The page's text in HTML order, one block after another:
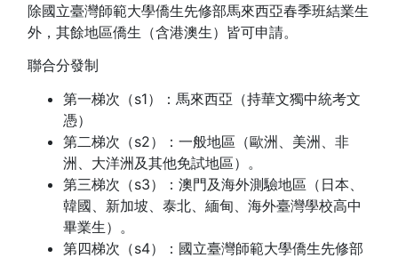
除國立臺灣師範大學僑生先修部馬來西亞春季班結業生
外，其餘地區僑生（含港澳生）皆可申請。
聯合分發制
第一梯次（s1）：馬來西亞（持華文獨中統考文
憑）
第二梯次（s2）：一般地區（歐洲、美洲、非
洲、大洋洲及其他免試地區）。
第三梯次（s3）：澳門及海外測驗地區（日本、
韓國、新加坡、泰北、緬甸、海外臺灣學校高中
畢業生）。
第四梯次（s4）：國立臺灣師範大學僑生先修部